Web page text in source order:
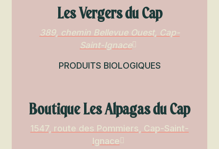
Les Vergers du Cap
389, chemin Bellevue Ouest, Cap-
Saint-Ignace
PRODUITS BIOLOGIQUES
Boutique Les Alpagas du Cap
1547, route des Pommiers, Cap-Saint-
Ignace